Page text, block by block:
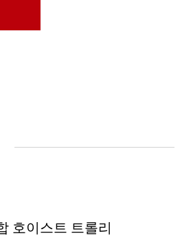
호이스트 트롤리